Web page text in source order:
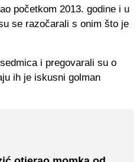
početkom 2013. godine i u
se razočarali s onim što je
i pregovarali su o
ih je iskusni golman